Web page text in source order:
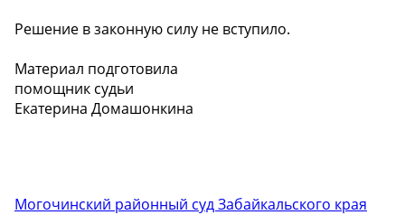
Решение в законную силу не вступило.
Материал подготовила
помощник судьи
Екатерина Домашонкина
Могочинский районный суд Забайкальского края